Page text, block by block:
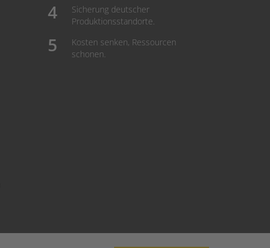
Sicherung deutscher
Produktionsstandorte.
Kosten senken, Ressourcen
schonen.